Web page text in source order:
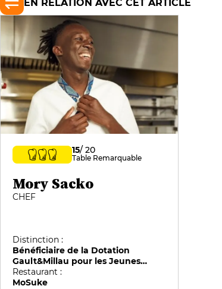
EN RELATION AVEC CET ARTICLE
15/ 20
Table Remarquable
Mory Sacko
CHEF
Distinction :
Bénéficiaire de la Dotation
Gault&Millau pour les Jeunes
Talents
Restaurant :
MoSuke